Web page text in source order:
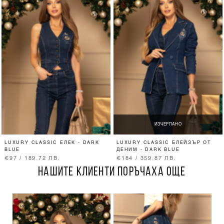
LUXURY CLASSIC ЕЛЕК - DARK
BLUE
€97 / 189.72 ЛВ.
ИЗЧЕРПАНО
LUXURY CLASSIC БЛЕЙЗЪР ОТ
ДЕНИМ - DARK BLUE
€184 / 359.87 ЛВ.
НАШИТЕ КЛИЕНТИ ПОРЪЧАХА ОЩЕ